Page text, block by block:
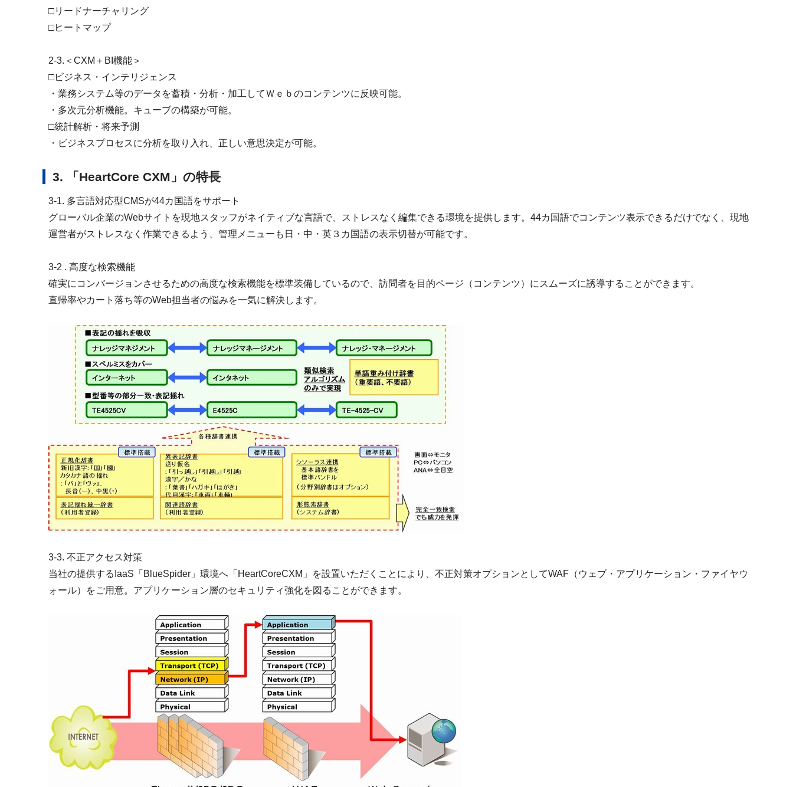
□リードナーチャリング
□ヒートマップ
2-3.＜CXM＋BI機能＞
□ビジネス・インテリジェンス
・業務システム等のデータを蓄積・分析・加工してＷｅｂのコンテンツに反映可能。
・多次元分析機能。キューブの構築が可能。
□統計解析・将来予測
・ビジネスプロセスに分析を取り入れ、正しい意思決定が可能。
3. 「HeartCore CXM」の特長
3-1. 多言語対応型CMSが44カ国語をサポート
グローバル企業のWebサイトを現地スタッフがネイティブな言語で、ストレスなく編集できる環境を提供します。44カ国語でコンテンツ表示できるだけでなく、現地
運営者がストレスなく作業できるよう、管理メニューも日・中・英３カ国語の表示切替が可能です。
3-2 . 高度な検索機能
確実にコンバージョンさせるための高度な検索機能を標準装備しているので、訪問者を目的ページ（コンテンツ）にスムーズに誘導することができます。
直帰率やカート落ち等のWeb担当者の悩みを一気に解決します。
3-3. 不正アクセス対策
当社の提供するIaaS「BlueSpider」環境へ「HeartCoreCXM」を設置いただくことにより、不正対策オプションとしてWAF（ウェブ・アプリケーション・ファイヤウ
ォール）をご用意。アプリケーション層のセキュリティ強化を図ることができます。